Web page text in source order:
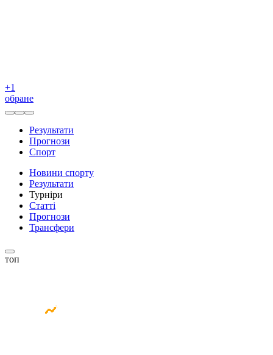
+1
обране
Результати
Прогнози
Спорт
Новини спорту
Результати
Турніри
Статті
Прогнози
Трансфери
топ